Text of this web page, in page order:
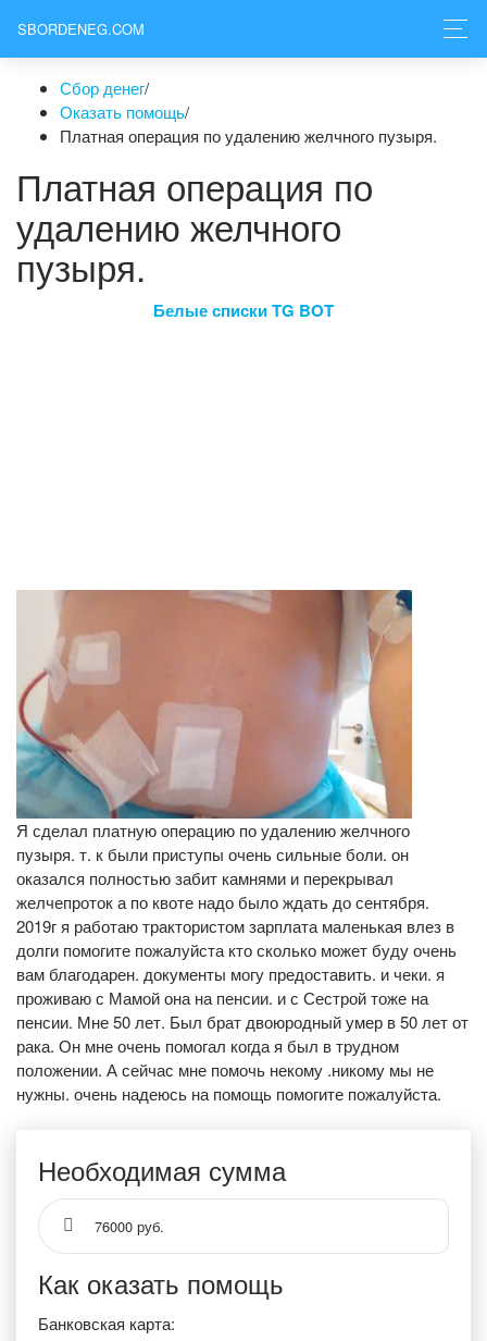
SBORDENEG.COM
Сбор денег/
Оказать помощь/
Платная операция по удалению желчного пузыря.
Платная операция по
удалению желчного
пузыря.
Белые списки TG BOT
Я сделал платную операцию по удалению желчного
пузыря. т. к были приступы очень сильные боли. он
оказался полностью забит камнями и перекрывал
желчепроток а по квоте надо было ждать до сентября.
2019г я работаю трактористом зарплата маленькая влез в
долги помогите пожалуйста кто сколько может буду очень
вам благодарен. документы могу предоставить. и чеки. я
проживаю с Мамой она на пенсии. и с Сестрой тоже на
пенсии. Мне 50 лет. Был брат двоюродный умер в 50 лет от
рака. Он мне очень помогал когда я был в трудном
положении. А сейчас мне помочь некому .никому мы не
нужны. очень надеюсь на помощь помогите пожалуйста.
Необходимая сумма
76000 руб.
Как оказать помощь
Банковская карта: